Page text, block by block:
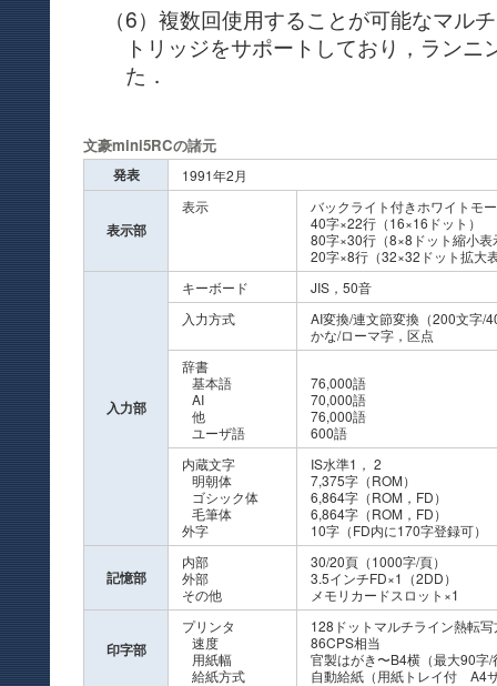
（6）複数回使用することが可能なマル
トリッジをサポートしており，ランニ
た．
文豪mini5RCの諸元
発表 1991年2月
表示部
表示
バックライト付きホワイトモ
40字×22行（16×16ドット）
80字×30行（8×8ドット縮小表
20字×8行（32×32ドット拡大
入力部
キーボード
JIS，50音
入力方式
AI変換/連文節変換（200文字/
かな/ローマ字，区点
辞書
基本語
AI
他
ユーザ語
76,000語
70,000語
76,000語
600語
内蔵文字
明朝体
ゴシック体
毛筆体
外字
IS水準1， 2
7,375字（ROM）
6,864字（ROM，FD）
6,864字（ROM，FD）
10字（FD内に170字登録可）
記憶部
内部
外部
その他
30/20頁（1000字/頁）
3.5インチFD×1（2DD）
メモリカードスロット×1
印字部
プリンタ
速度
用紙幅
給紙方式
128ドットマルチライン熱転
86CPS相当
官製はがき〜B4横（最大90字/
自動給紙（用紙トレイ付 A4